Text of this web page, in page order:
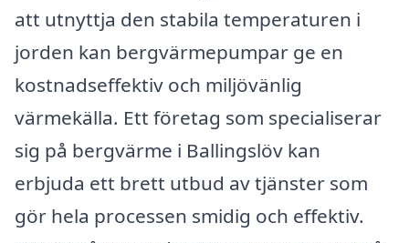
att utnyttja den stabila temperaturen i
jorden kan bergvärmepumpar ge en
kostnadseffektiv och miljövänlig
värmekälla. Ett företag som specialiserar
sig på bergvärme i Ballingslöv kan
erbjuda ett brett utbud av tjänster som
gör hela processen smidig och effektiv.